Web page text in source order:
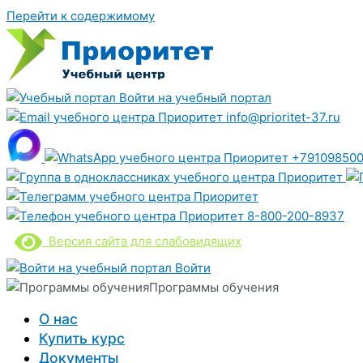
Перейти к содержимому
Войти на учебный портал
info@prioritet-37.ru
8-800-200-8937
Версия сайта для слабовидящих
Войти
Программы обучения
О нас
Купить курс
Документы